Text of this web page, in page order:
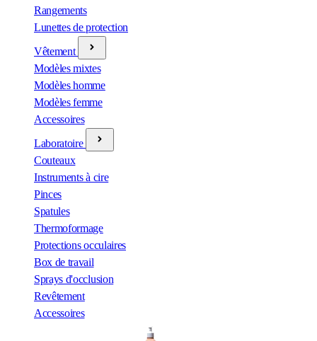
Rangements
Lunettes de protection
Vêtement
Modèles mixtes
Modèles homme
Modèles femme
Accessoires
Laboratoire
Couteaux
Instruments à cire
Pinces
Spatules
Thermoformage
Protections occulaires
Box de travail
Sprays d'occlusion
Revêtement
Accessoires